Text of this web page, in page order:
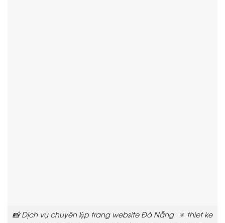
📸 Dịch vụ chuyên lập trang website Đà Nẵng 🔅 thiet ke